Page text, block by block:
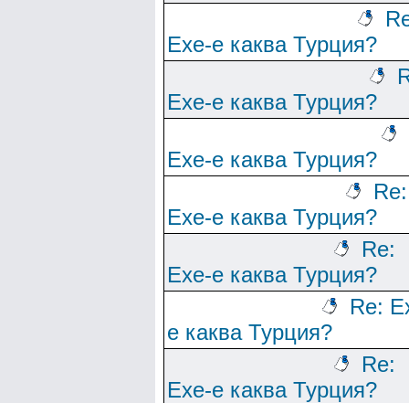
Ехе-е каква Турция?
Ехе-е каква Турция?
Ехе-е каква Турция?
Re:
Ехе-е каква Турция?
Re:
Ехе-е каква Турция?
Re:
е каква Турция?
Re:
Ехе-е каква Турция?